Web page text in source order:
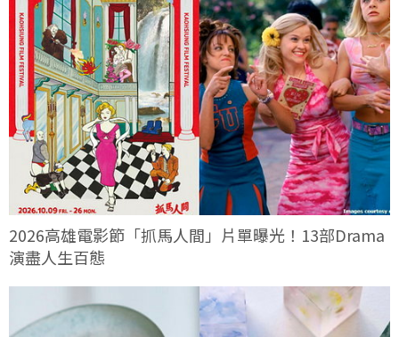
2026高雄電影節「抓馬人間」片單曝光！13部Drama
演盡人生百態